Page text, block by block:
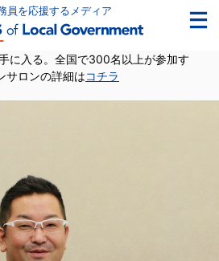
員を応援するメディア
に入る。全国で300名以上が参加す
サロンの詳細はコチラ